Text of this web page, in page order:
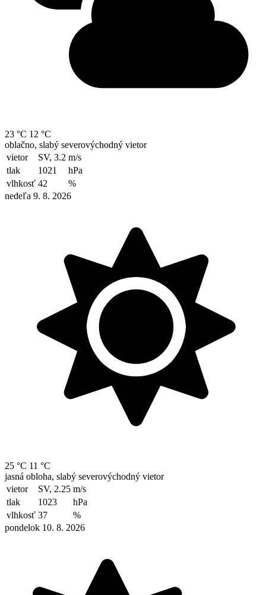
23 °C 12 °C
oblačno, slabý severovýchodný vietor
vietor
SV, 3.2 m/s
tlak
1021
hPa
vlhkosť 42
%
nedeľa 9. 8. 2026
25 °C 11 °C
jasná obloha, slabý severovýchodný vietor
vietor
SV, 2.25 m/s
tlak
1023
hPa
vlhkosť 37
%
pondelok 10. 8. 2026